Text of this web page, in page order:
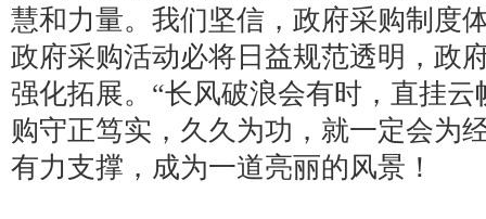
慧和力量。我们坚信，政府采购制度
政府采购活动必将日益规范透明，政
强化拓展。“长风破浪会有时，直挂
购守正笃实，久久为功，就一定会为
有力支撑，成为一道亮丽的风景！